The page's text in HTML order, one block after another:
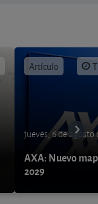
Artículo
jueves, 6 de agosto
AXA: Nuevo
2029